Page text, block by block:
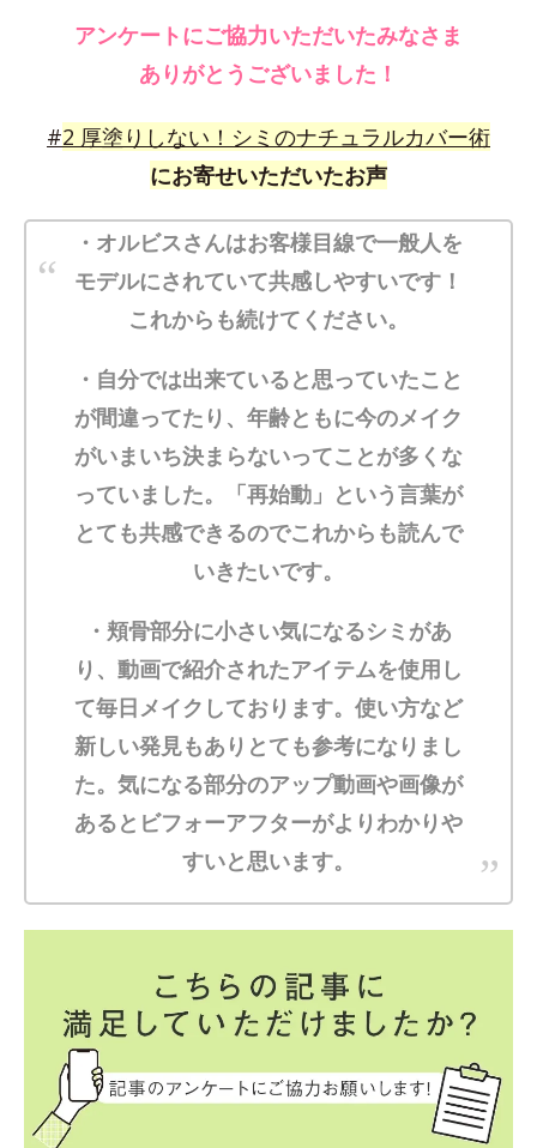
アンケートにご協力いただいたみなさま
ありがとうございました！
#2 厚塗りしない！シミのナチュラルカバー術
にお寄せいただいたお声
・オルビスさんはお客様目線で一般人を
モデルにされていて共感しやすいです！
これからも続けてください。
・自分では出来ていると思っていたこと
が間違ってたり、年齢ともに今のメイク
がいまいち決まらないってことが多くな
っていました。「再始動」という言葉が
とても共感できるのでこれからも読んで
いきたいです。
・頬骨部分に小さい気になるシミがあ
り、動画で紹介されたアイテムを使用し
て毎日メイクしております。使い方など
新しい発見もありとても参考になりまし
た。気になる部分のアップ動画や画像が
あるとビフォーアフターがよりわかりや
すいと思います。